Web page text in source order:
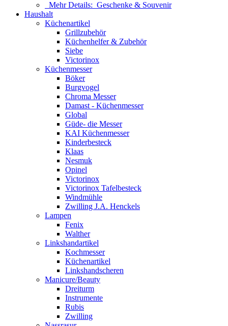
Mehr Details: Geschenke & Souvenir
Haushalt
Küchenartikel
Grillzubehör
Küchenhelfer & Zubehör
Siebe
Victorinox
Küchenmesser
Böker
Burgvogel
Chroma Messer
Damast - Küchenmesser
Global
Güde- die Messer
KAI Küchenmesser
Kinderbesteck
Klaas
Nesmuk
Opinel
Victorinox
Victorinox Tafelbesteck
Windmühle
Zwilling J.A. Henckels
Lampen
Fenix
Walther
Linkshandartikel
Kochmesser
Küchenartikel
Linkshandscheren
Manicure/Beauty
Dreiturm
Instrumente
Rubis
Zwilling